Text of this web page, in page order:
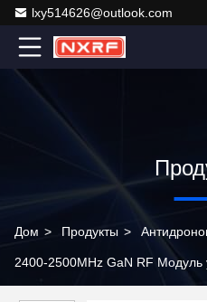
lxy514626@outlook.com
Дом > Продукты >
2400-2500MHz GaN RF